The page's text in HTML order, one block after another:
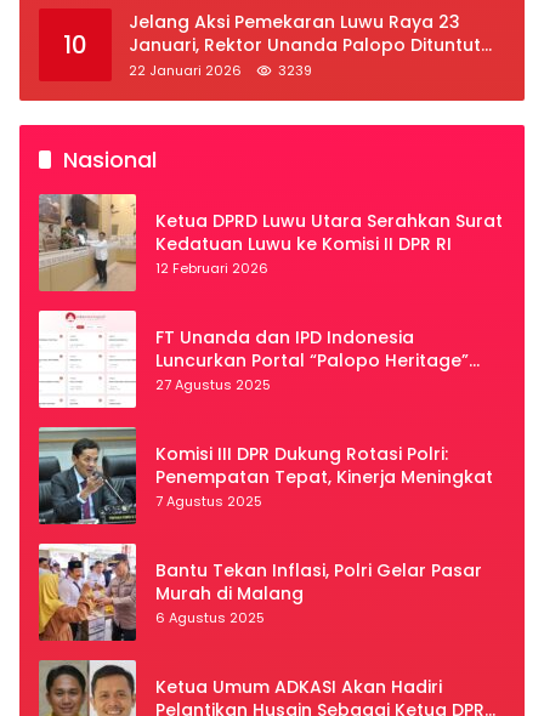
10
Jelang Aksi Pemekaran Luwu Raya 23
Januari, Rektor Unanda Palopo Dituntut
Liburkan Mahasiswa
22 Januari 2026 3239
Nasional
Ketua DPRD Luwu Utara Serahkan Surat
Kedatuan Luwu ke Komisi II DPR RI
12 Februari 2026
FT Unanda dan IPD Indonesia
Luncurkan Portal “Palopo Heritage”
Secara Virtual
27 Agustus 2025
Komisi III DPR Dukung Rotasi Polri:
Penempatan Tepat, Kinerja Meningkat
7 Agustus 2025
Bantu Tekan Inflasi, Polri Gelar Pasar
Murah di Malang
6 Agustus 2025
Ketua Umum ADKASI Akan Hadiri
Pelantikan Husain Sebagai Ketua DPRD